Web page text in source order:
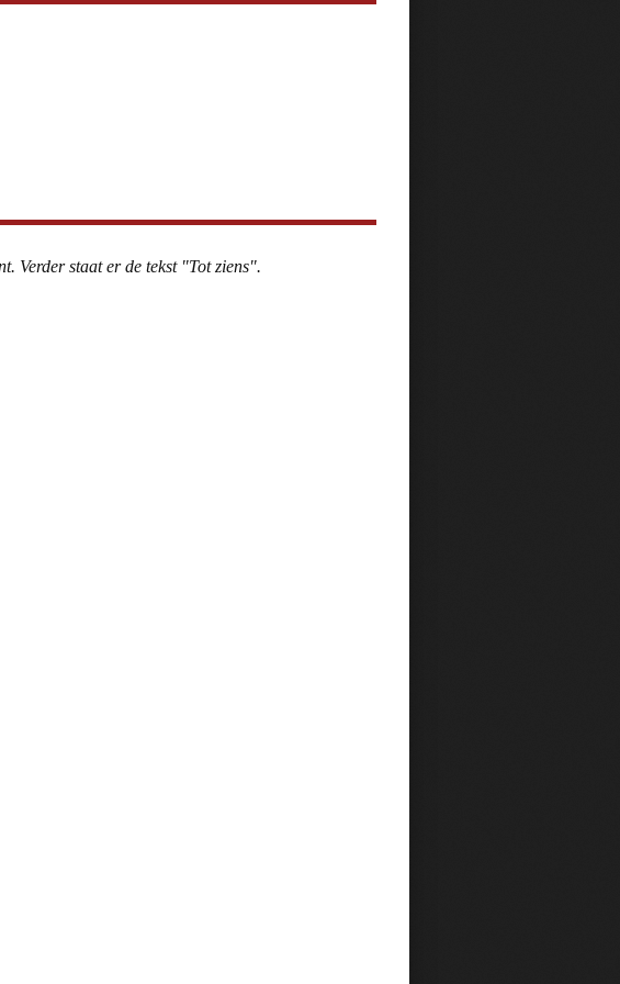
Verder staat er de tekst "Tot ziens".